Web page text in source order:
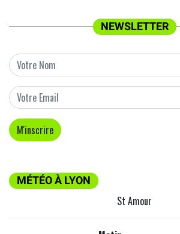
NEWSLETTER
MÉTÉO À LYON
St Amour